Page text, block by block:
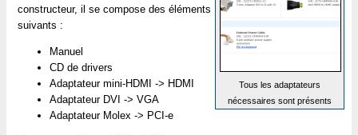
Tous les adaptateurs
nécessaires sont présents
constructeur, il se compose des éléments
suivants :
Manuel
CD de drivers
Adaptateur mini-HDMI -> HDMI
Adaptateur DVI -> VGA
Adaptateur Molex -> PCI-e